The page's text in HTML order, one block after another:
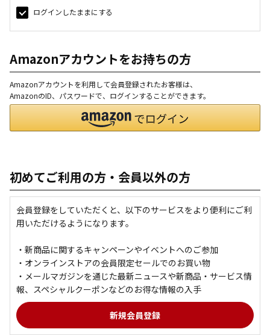
ログインしたままにする
Amazonアカウントをお持ちの方
Amazonアカウントを利用して会員登録されたお客様は、
AmazonのID、パスワードで、ログインすることができます。
初めてご利用の方・会員以外の方
会員登録をしていただくと、以下のサービスをより便利にご利
用いただけるようになります。
・新商品に関するキャンペーンやイベントへのご参加
・オンラインストアの会員限定セールでのお買い物
・メールマガジンを通じた最新ニュースや新商品・サービス情
報、スペシャルクーポンなどのお得な情報の入手